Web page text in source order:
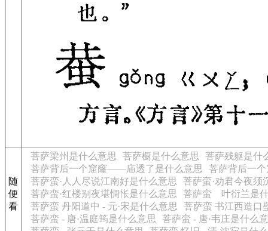
随
便
看
菩萨梁州是什么意思 菩萨橱是什么意思
菩萨残躯是什
菩萨背后一个窟窿——庙透了是什么意思
菩萨背后一
菩萨蛮·人人尽说江南好是什么意思
菩萨蛮·劝君今夜须
菩萨蛮·红楼别夜堪惆怅是什么意思
菩萨蛮 叶衍兰是
菩萨蛮 丹阳道中 - 元·宋是什么意思
菩萨蛮 书江西造口
菩萨蛮 - 唐·温庭筠是什么意思
菩萨蛮 - 唐·韦庄是什么